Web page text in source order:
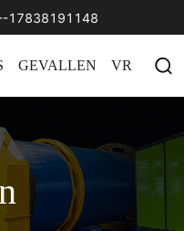
17838191148
GEVALLEN VR